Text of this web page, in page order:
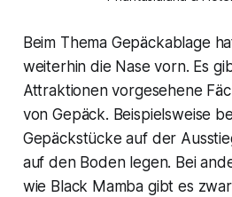
Beim Thema Gepäckablage
weiterhin die Nase vorn. Es
Attraktionen vorgesehene
von Gepäck. Beispielsweise
Gepäckstücke auf der
auf den Boden legen. Bei
wie Black Mamba gibt es